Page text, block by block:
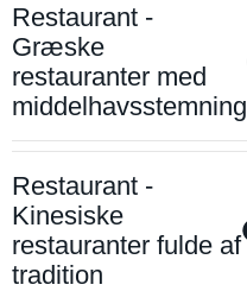
Restaurant -
Græske
restauranter med
middelhavsstemning
Restaurant -
Kinesiske
restauranter fulde af
tradition